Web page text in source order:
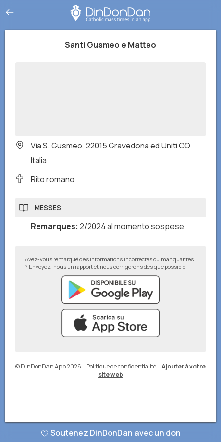
Santi Gusmeo e Matteo
Via S. Gusmeo, 22015 Gravedona ed Uniti CO
Italia
Rito romano
MESSES
Remarques: 2/2024 al momento sospese
Avez-vous remarqué des informations incorrectes ou manquantes
? Envoyez-nous un rapport et nous corrigerons dès que possible !
© DinDonDan App 2026–Politique de confidentialité–Ajouter à votre
site web
Soutenez DinDonDan avec un don